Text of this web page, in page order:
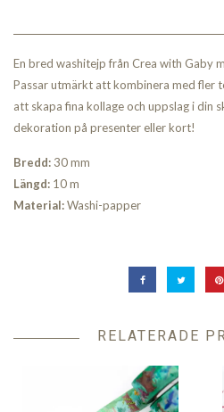
En bred washitejp från Crea with Gaby
Passar utmärkt att kombinera med fler
att skapa fina kollage och uppslag i din
dekoration på presenter eller kort!
Bredd: 30 mm
Längd: 10 m
Material:Washi-papper
RELATERADE